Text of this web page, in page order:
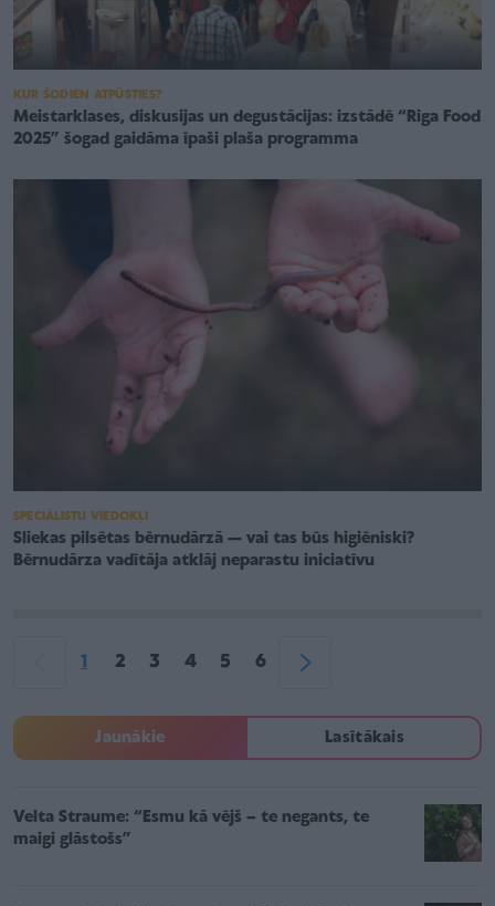
KUR ŠODIEN ATPŪSTIES?
Meistarklases, diskusijas un degustācijas: izstādē “Riga Food
2025” šogad gaidāma īpaši plaša programma
SPECIĀLISTU VIEDOKĻI
Sliekas pilsētas bērnudārzā — vai tas būs higiēniski?
Bērnudārza vadītāja atklāj neparastu iniciatīvu
1 2 3 4 5 6
Jaunākie Lasītākais
Velta Straume: “Esmu kā vējš – te negants, te
maigi glāstošs”